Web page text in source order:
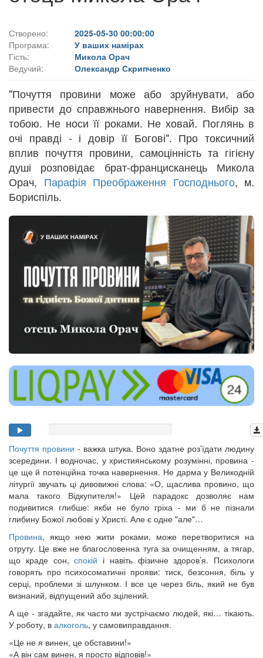
Створено:
2025-05-30 00:00:00
Програма:
У ваших намірах
Гість:
Микола Орач
Ведучий:
Олександр Скрипченко
"Почуття провини може або зруйнувати, або
привести до справжнього навернення. Вибір за
тобою. Не носи її роками. Не ховай. Поглянь в
очі правді - і довір її Богові". Про токсичний
вплив почуття провини, самоцінність та гігієну
душі розповідає брат-францисканець Микола
Орач, Парафія Преображення Господнього, м.
Бориспіль.
Почуття провини - важка штука. Воно здатне роз’їдати людину
зсередини. І водночас, у християнському розумінні, провина -
це ще й потенційна точка навернення. Не дарма у Великодній
літургії звучать ці дивовижні слова: «О, щаслива провино, що
мала такого Відкупителя!» Цей парадокс дозволяє нам
подивитися глибше: якби не було гріха - ми б не пізнали
глибину Божої любові у Христі. Але є одне "але"…
Провина, якщо нею жити роками, може перетворитися на
отруту. Це вже не благословенна туга за очищенням, а тягар,
що краде сон,спокій і навіть фізичне здоров’я. Психологи
говорять про психосоматичні прояви: тиск, безсоння, біль у
серці, проблеми зі шлунком. І все це через біль, який не був
визнаний, відпущений або зцілений.
А ще - згадайте, як часто ми зустрічаємо людей, які… тікають.
У роботу, в алкоголь, у самовиправдання.
«Це не я винен, це обставини!»
«А він сам винен, я просто відповів!»